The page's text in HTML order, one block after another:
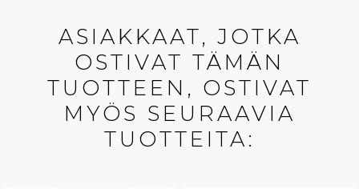
ASIAKKAAT, JOTKA
OSTIVAT TÄMÄN
TUOTTEEN, OSTIVAT
MYÖS SEURAAVIA
TUOTTEITA: